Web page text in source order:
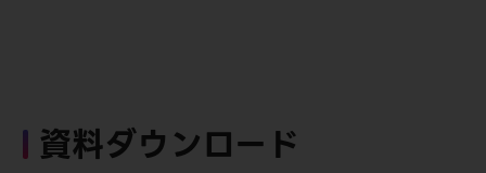
資料ダウンロード